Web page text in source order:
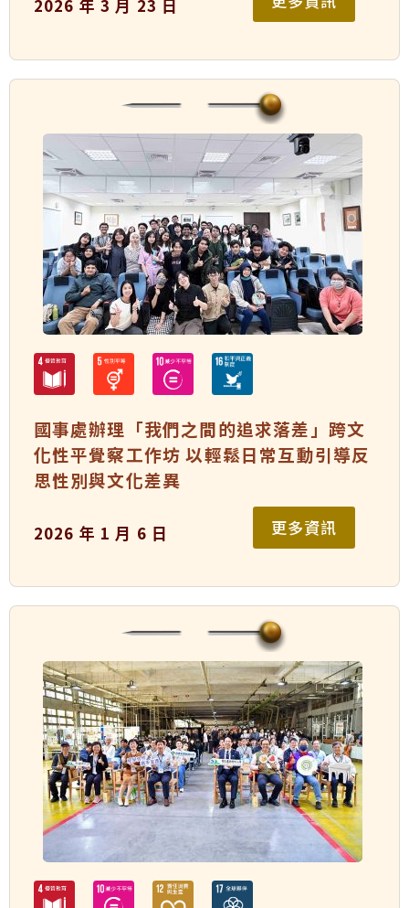
2026 年 3 月 23 日
國事處辦理「我們之間的追求落差」跨文
化性平覺察工作坊 以輕鬆日常互動引導反
思性別與文化差異
2026 年 1 月 6 日 更多資訊